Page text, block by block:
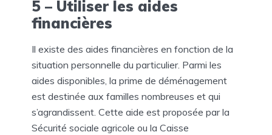
5 – Utiliser les aides
financières
Il existe des aides financières en fonction de la
situation personnelle du particulier. Parmi les
aides disponibles, la prime de déménagement
est destinée aux familles nombreuses et qui
s’agrandissent. Cette aide est proposée par la
Sécurité sociale agricole ou la Caisse